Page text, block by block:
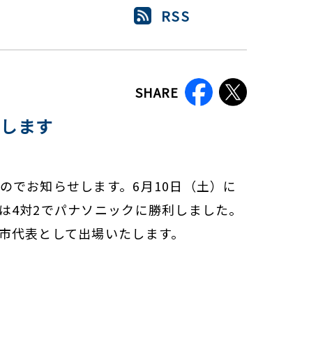
RSS
SHARE
ます
でお知らせします。6月10日（土）に
対2でパナソニックに勝利しました。
表として出場いたします。